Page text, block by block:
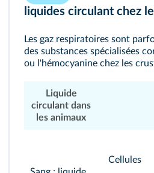
liquides circulant chez
Les gaz respiratoires sont
des substances spécialisées
ou l'hémocyanine chez les
Liquide
circulant dans
les animaux
Cellules